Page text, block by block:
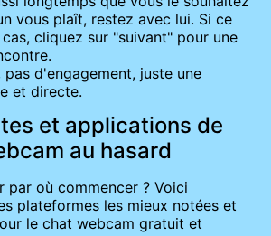
vous plaît, restez avec lui. Si ce
cliquez sur "suivant" pour une
d'engagement, juste une
et directe.
et applications de
au hasard
par où commencer ? Voici
plateformes les mieux notées et
le chat webcam gratuit et